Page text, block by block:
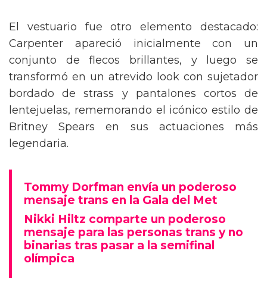
El vestuario fue otro elemento destacado:
Carpenter apareció inicialmente con un
conjunto de flecos brillantes, y luego se
transformó en un atrevido look con sujetador
bordado de strass y pantalones cortos de
lentejuelas, rememorando el icónico estilo de
Britney Spears en sus actuaciones más
legendaria.
Tommy Dorfman envía un poderoso
mensaje trans en la Gala del Met
Nikki Hiltz comparte un poderoso
mensaje para las personas trans y no
binarias tras pasar a la semifinal
olímpica